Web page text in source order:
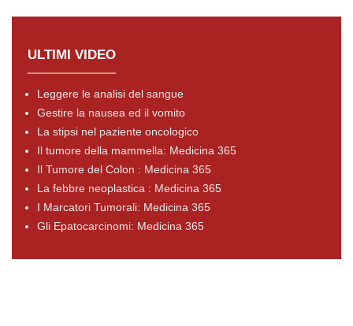
ULTIMI VIDEO
Leggere le analisi del sangue
Gestire la nausea ed il vomito
La stipsi nel paziente oncologico
Il tumore della mammella: Medicina 365
Il Tumore del Colon : Medicina 365
La febbre neoplastica : Medicina 365
I Marcatori Tumorali: Medicina 365
Gli Epatocarcinomi: Medicina 365